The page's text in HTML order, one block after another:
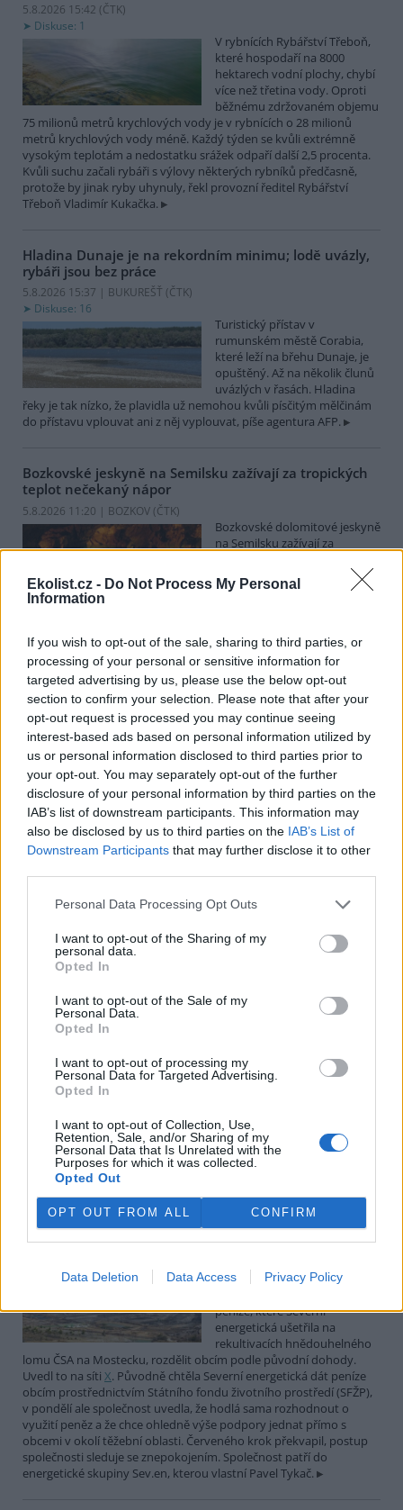
Ekolist.cz - Do Not Process My Personal
Information
If you wish to opt-out of the sale, sharing to third parties, or
processing of your personal or sensitive information for
targeted advertising by us, please use the below opt-out
section to confirm your selection. Please note that after your
opt-out request is processed you may continue seeing
interest-based ads based on personal information utilized by
us or personal information disclosed to third parties prior to
your opt-out. You may separately opt-out of the further
disclosure of your personal information by third parties on the
IAB’s list of downstream participants. This information may
also be disclosed by us to third parties on the IAB’s List of
Downstream Participants that may further disclose it to other
Personal Data Processing Opt Outs
I want to opt-out of the Sharing of my
personal data.
Opted In
I want to opt-out of the Sale of my
Personal Data.
Opted In
I want to opt-out of processing my
Personal Data for Targeted Advertising.
Opted In
I want to opt-out of Collection, Use,
Retention, Sale, and/or Sharing of my
Personal Data that Is Unrelated with the
Purposes for which it was collected.
Opted Out
OPT OUT FROM ALL CONFIRM
Data Deletion Data Access Privacy Policy
5.8.2026 15:42 (ČTK)
Diskuse: 1
V rybnících Rybářství Třeboň,
které hospodaří na 8000
hektarech vodní plochy, chybí
více než třetina vody. Oproti
běžnému zdržovaném objemu
75 milionů metrů krychlových vody je v rybnících o 28 milionů
metrů krychlových vody méně. Každý týden se kvůli extrémně
vysokým teplotám a nedostatku srážek odpaří další 2,5 procenta.
Kvůli suchu začali rybáři s výlovy některých rybníků předčasně,
protože by jinak ryby uhynuly, řekl provozní ředitel Rybářství
Třeboň Vladimír Kukačka.
Hladina Dunaje je na rekordním minimu; lodě uvázly,
rybáři jsou bez práce
5.8.2026 15:37 | BUKUREŠŤ (ČTK)
Diskuse: 16
Turistický přístav v
rumunském městě Corabia,
které leží na břehu Dunaje, je
opuštěný. Až na několik člunů
uvázlých v řasách. Hladina
řeky je tak nízko, že plavidla už nemohou kvůli písčitým mělčinám
do přístavu vplouvat ani z něj vyplouvat, píše agentura AFP.
Bozkovské jeskyně na Semilsku zažívají za tropických
teplot nečekaný nápor
5.8.2026 11:20 | BOZKOV (ČTK)
Bozkovské dolomitové jeskyně
na Semilsku zažívají za
nečekaný nápor. Jde sice o
jedno z nejchladnějších míst v
Libereckém kraji, které má stálou teplotu mezi 7,5 až devíti stupni
Dušana Milky k nim lidé přicházeli spíše v době, když bylo nevlídno.
V pěti zemích Amazonie zatkli stovky lidí kvůli
environmentální kriminalitě
5.8.2026 10:34 | BOGOTÁ (ČTK)
Policisté v pěti zemích ležících
v Amazonii pozatýkali stovky
lidí a zabavili dřevo, minerály i
zvířata v hodnotě přes 280
milionů dolarů (kolem 5,9
miliard korun) při jednom z největších koordinovaných zásahů
proti environmentální kriminalitě v největším deštném pralese
světa. Napsala to agentura AP, podle níž se do operace nazvané
Potok Bylanka v Pardubicích vyschl. Městský obvod
chce, aby Povodí Labe vyčistilo koryto
5.8.2026 10:26 | PARDUBICE (ČTK)
Diskuse: 1
průtoků a suchého počasí
vyschl. Městský obvod VI chce
Povodí Labe. Organizace ale požadavek odmítla s tím, že údržbu
dělala už v červnu a další zásah v tuto chvíli neplánuje, zjistila ČTK.
Červený chce peníze ušetřené za rekultivaci rozdělit
obcím podle původní dohody
5.8.2026 01:29 (ČTK)
Ministr životního prostředí
peníze, které Severní
energetická ušetřila na
rekultivacích hnědouhelného
lomu ČSA na Mostecku, rozdělit obcím podle původní dohody.
Uvedl to na síti X. Původně chtěla Severní energetická dát peníze
obcím prostřednictvím Státního fondu životního prostředí (SFŽP),
v pondělí ale společnost uvedla, že hodlá sama rozhodnout o
využití peněz a že chce ohledně výše podpory jednat přímo s
obcemi v okolí těžební oblasti. Červeného krok překvapil, postup
společnosti sleduje se znepokojením. Společnost patří do
energetické skupiny Sev.en, kterou vlastní Pavel Tykač.